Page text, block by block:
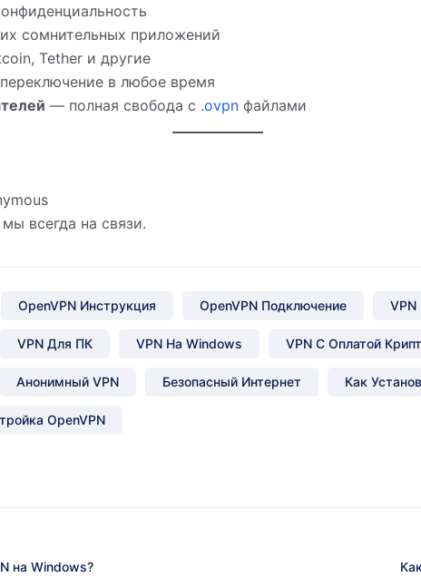
сомнительных приложений
Tether и другие
в любое время
— полная свобода с .ovpn файлами
всегда на связи.
OpenVPN Инструкция OpenVPN Подключение VPN
VPN Для ПК VPN На Windows VPN С Оплатой
Анонимный VPN Безопасный Интернет Как
OpenVPN
на Windows?